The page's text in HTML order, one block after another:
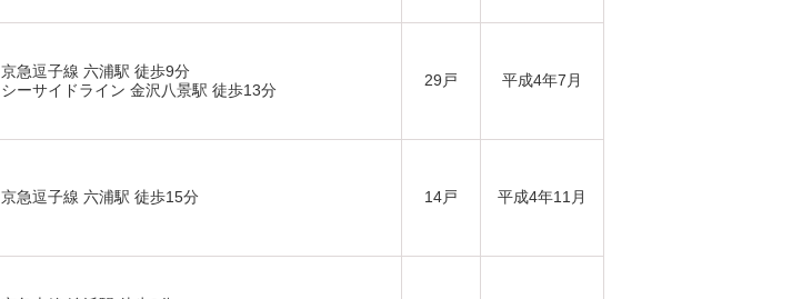
京急逗子線 六浦駅 徒歩9分
シーサイドライン 金沢八景駅 徒歩13分
29戸 平成4年7月
京急逗子線 六浦駅 徒歩15分 14戸 平成4年11月